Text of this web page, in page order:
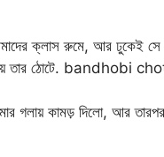
ক্লাস রুমে, আর ঢুকেই
তার ঠোটে. bandhobi
গলায় কামড় দিলো, আর